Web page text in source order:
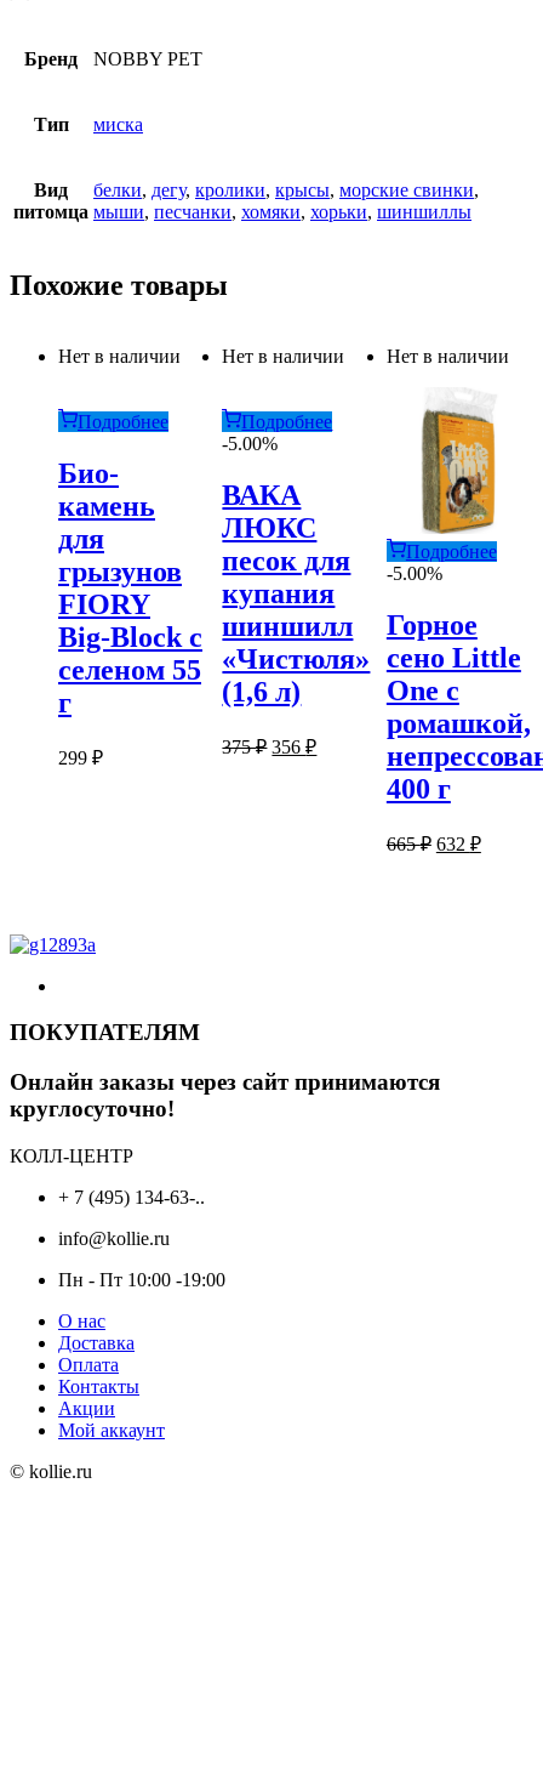
Бренд NOBBY PET
Тип миска
Вид
питомца
белки, дегу, кролики, крысы, морские свинки,
мыши, песчанки, хомяки, хорьки, шиншиллы
Похожие товары
Нет в наличии
Подробнее
Био-
камень
для
грызунов
FIORY
Big-Block с
селеном 55
г
299 ₽
Нет в наличии
Подробнее
-5.00%
ВАКА
ЛЮКС
песок для
купания
шиншилл
«Чистюля»
(1,6 л)
375₽ Первоначальная
356₽Текущая
Нет в наличии
Подробнее
-5.00%
Горное
сено Little
One с
ромашкой,
400 г
665₽ 632 ₽
ПОКУПАТЕЛЯМ
Онлайн заказы через сайт принимаются
круглосуточно!
КОЛЛ-ЦЕНТР
+ 7 (495) 134-63-..
info@kollie.ru
Пн - Пт 10:00 -19:00
О нас
Доставка
Оплата
Контакты
Акции
Мой аккаунт
© kollie.ru